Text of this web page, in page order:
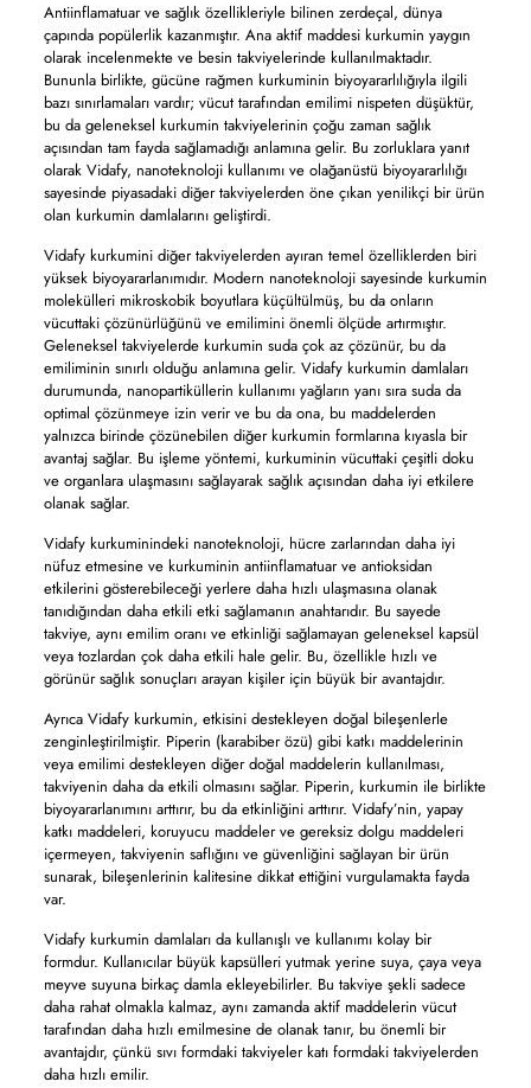
Antiinflamatuar ve sağlık özellikleriyle bilinen zerdeçal, dünya
çapında popülerlik kazanmıştır. Ana aktif maddesi kurkumin yaygın
olarak incelenmekte ve besin takviyelerinde kullanılmaktadır.
Bununla birlikte, gücüne rağmen kurkuminin biyoyararlılığıyla ilgili
bazı sınırlamaları vardır; vücut tarafından emilimi nispeten düşüktür,
bu da geleneksel kurkumin takviyelerinin çoğu zaman sağlık
açısından tam fayda sağlamadığı anlamına gelir. Bu zorluklara yanıt
olarak Vidafy, nanoteknoloji kullanımı ve olağanüstü biyoyararlılığı
sayesinde piyasadaki diğer takviyelerden öne çıkan yenilikçi bir ürün
olan kurkumin damlalarını geliştirdi.
Vidafy kurkumini diğer takviyelerden ayıran temel özelliklerden biri
yüksek biyoyararlanımıdır. Modern nanoteknoloji sayesinde kurkumin
molekülleri mikroskobik boyutlara küçültülmüş, bu da onların
vücuttaki çözünürlüğünü ve emilimini önemli ölçüde artırmıştır.
Geleneksel takviyelerde kurkumin suda çok az çözünür, bu da
emiliminin sınırlı olduğu anlamına gelir. Vidafy kurkumin damlaları
durumunda, nanopartiküllerin kullanımı yağların yanı sıra suda da
optimal çözünmeye izin verir ve bu da ona, bu maddelerden
yalnızca birinde çözünebilen diğer kurkumin formlarına kıyasla bir
avantaj sağlar. Bu işleme yöntemi, kurkuminin vücuttaki çeşitli doku
ve organlara ulaşmasını sağlayarak sağlık açısından daha iyi etkilere
olanak sağlar.
Vidafy kurkuminindeki nanoteknoloji, hücre zarlarından daha iyi
nüfuz etmesine ve kurkuminin antiinflamatuar ve antioksidan
etkilerini gösterebileceği yerlere daha hızlı ulaşmasına olanak
tanıdığından daha etkili etki sağlamanın anahtarıdır. Bu sayede
takviye, aynı emilim oranı ve etkinliği sağlamayan geleneksel kapsül
veya tozlardan çok daha etkili hale gelir. Bu, özellikle hızlı ve
görünür sağlık sonuçları arayan kişiler için büyük bir avantajdır.
Ayrıca Vidafy kurkumin, etkisini destekleyen doğal bileşenlerle
zenginleştirilmiştir. Piperin (karabiber özü) gibi katkı maddelerinin
veya emilimi destekleyen diğer doğal maddelerin kullanılması,
takviyenin daha da etkili olmasını sağlar. Piperin, kurkumin ile birlikte
biyoyararlanımını arttırır, bu da etkinliğini arttırır. Vidafy’nin, yapay
katkı maddeleri, koruyucu maddeler ve gereksiz dolgu maddeleri
içermeyen, takviyenin saflığını ve güvenliğini sağlayan bir ürün
sunarak, bileşenlerinin kalitesine dikkat ettiğini vurgulamakta fayda
var.
Vidafy kurkumin damlaları da kullanışlı ve kullanımı kolay bir
formdur. Kullanıcılar büyük kapsülleri yutmak yerine suya, çaya veya
meyve suyuna birkaç damla ekleyebilirler. Bu takviye şekli sadece
daha rahat olmakla kalmaz, aynı zamanda aktif maddelerin vücut
tarafından daha hızlı emilmesine de olanak tanır, bu önemli bir
avantajdır, çünkü sıvı formdaki takviyeler katı formdaki takviyelerden
daha hızlı emilir.